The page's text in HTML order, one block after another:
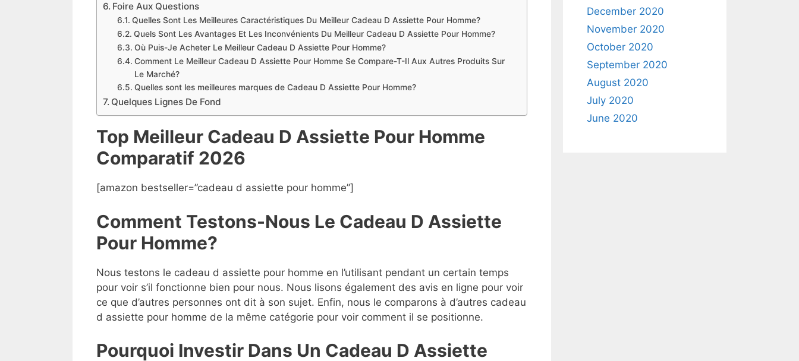
Foire Aux Questions
Quelles Sont Les Meilleures Caractéristiques Du Meilleur Cadeau D Assiette Pour Homme?
Quels Sont Les Avantages Et Les Inconvénients Du Meilleur Cadeau D Assiette Pour Homme?
Où Puis-Je Acheter Le Meilleur Cadeau D Assiette Pour Homme?
Comment Le Meilleur Cadeau D Assiette Pour Homme Se Compare-T-Il Aux Autres Produits Sur
Le Marché?
Quelles sont les meilleures marques de Cadeau D Assiette Pour Homme?
Quelques Lignes De Fond
Top Meilleur Cadeau D Assiette Pour Homme
Comparatif 2026
[amazon bestseller=”cadeau d assiette pour homme”]
Comment Testons-Nous Le Cadeau D Assiette
Pour Homme?
Nous testons le cadeau d assiette pour homme en l’utilisant pendant un certain temps
pour voir s’il fonctionne bien pour nous. Nous lisons également des avis en ligne pour voir
ce que d’autres personnes ont dit à son sujet. Enfin, nous le comparons à d’autres cadeau
d assiette pour homme de la même catégorie pour voir comment il se positionne.
Pourquoi Investir Dans Un Cadeau D Assiette
December 2020
November 2020
October 2020
September 2020
August 2020
July 2020
June 2020